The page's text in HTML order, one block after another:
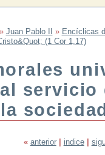
» Juan Pablo II » Encíclicas
(1 Cor 1,17)
servicio
« anterior indice